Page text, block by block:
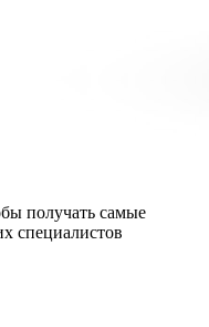
получать самые
специалистов